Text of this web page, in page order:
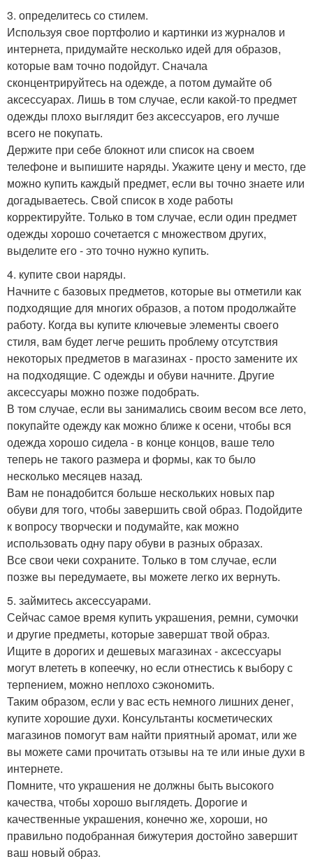
3. определитесь со стилем.
Используя свое портфолио и картинки из журналов и
интернета, придумайте несколько идей для образов,
которые вам точно подойдут. Сначала
сконцентрируйтесь на одежде, а потом думайте об
аксессуарах. Лишь в том случае, если какой-то предмет
одежды плохо выглядит без аксессуаров, его лучше
всего не покупать.
Держите при себе блокнот или список на своем
телефоне и выпишите наряды. Укажите цену и место, где
можно купить каждый предмет, если вы точно знаете или
догадываетесь. Свой список в ходе работы
корректируйте. Только в том случае, если один предмет
одежды хорошо сочетается с множеством других,
выделите его - это точно нужно купить.
4. купите свои наряды.
Начните с базовых предметов, которые вы отметили как
подходящие для многих образов, а потом продолжайте
работу. Когда вы купите ключевые элементы своего
стиля, вам будет легче решить проблему отсутствия
некоторых предметов в магазинах - просто замените их
на подходящие. С одежды и обуви начните. Другие
аксессуары можно позже подобрать.
В том случае, если вы занимались своим весом все лето,
покупайте одежду как можно ближе к осени, чтобы вся
одежда хорошо сидела - в конце концов, ваше тело
теперь не такого размера и формы, как то было
несколько месяцев назад.
Вам не понадобится больше нескольких новых пар
обуви для того, чтобы завершить свой образ. Подойдите
к вопросу творчески и подумайте, как можно
использовать одну пару обуви в разных образах.
Все свои чеки сохраните. Только в том случае, если
позже вы передумаете, вы можете легко их вернуть.
5. займитесь аксессуарами.
Сейчас самое время купить украшения, ремни, сумочки
и другие предметы, которые завершат твой образ.
Ищите в дорогих и дешевых магазинах - аксессуары
могут влететь в копеечку, но если отнестись к выбору с
терпением, можно неплохо сэкономить.
Таким образом, если у вас есть немного лишних денег,
купите хорошие духи. Консультанты косметических
магазинов помогут вам найти приятный аромат, или же
вы можете сами прочитать отзывы на те или иные духи в
интернете.
Помните, что украшения не должны быть высокого
качества, чтобы хорошо выглядеть. Дорогие и
качественные украшения, конечно же, хороши, но
правильно подобранная бижутерия достойно завершит
ваш новый образ.